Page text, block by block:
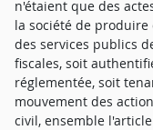
n'étaient que des
la société de
des services publics
fiscales, soit
réglementée, soit
mouvement des
civil, ensemble